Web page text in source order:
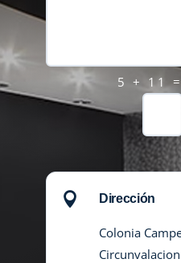
5 + 11 =
 Dirección
Colonia